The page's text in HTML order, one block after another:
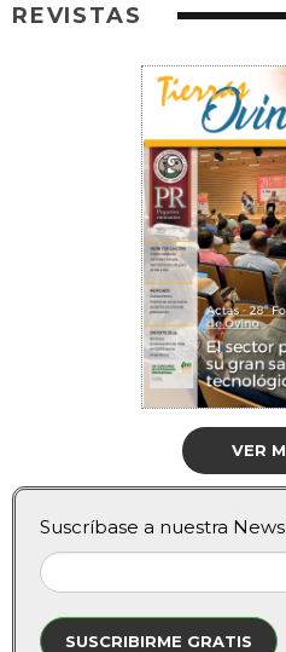
REVISTAS
VER
Suscríbase a nuestra
SUSCRIBIRME GRATIS